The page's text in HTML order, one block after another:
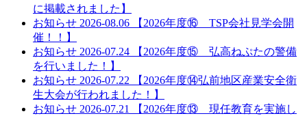
に掲載されました】
お知らせ 2026-08.06
【2026年度⑯ TSP会社見学会開
催！！】
お知らせ 2026-07.24
【2026年度⑮ 弘高ねぷたの警備
を行いました！】
お知らせ 2026-07.22
【2026年度⑭弘前地区産業安全衛
生大会が行われました！】
お知らせ 2026-07.21
【2026年度⑬ 現任教育を実施し